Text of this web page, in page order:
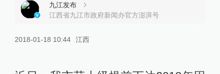
九江发布
江西省九江市政府新闻办官方澎湃号
2018-01-18 10:44 江西